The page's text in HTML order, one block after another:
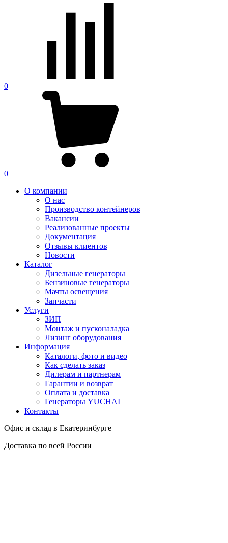
0
0
О компании
О нас
Производство контейнеров
Вакансии
Реализованные проекты
Документация
Отзывы клиентов
Новости
Каталог
Дизельные генераторы
Бензиновые генераторы
Мачты освещения
Запчасти
Услуги
ЗИП
Монтаж и пусконаладка
Лизинг оборудования
Информация
Каталоги, фото и видео
Как сделать заказ
Дилерам и партнерам
Гарантии и возврат
Оплата и доставка
Генераторы YUCHAI
Контакты
Офис и склад в Екатеринбурге
Доставка по всей России